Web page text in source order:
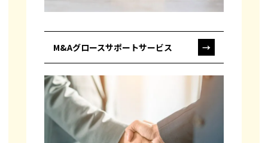
M&Aグロースサポートサービス →